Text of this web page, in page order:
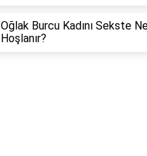
Oğlak Burcu Kadını Sekste
Hoşlanır?